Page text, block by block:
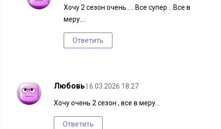
Хочу 2 сезон очень….. Все супер .. Все в
меру….
Ответить
Любовь | 6.03.2026 18:27
Хочу очень 2 сезон , все в меру…
Ответить